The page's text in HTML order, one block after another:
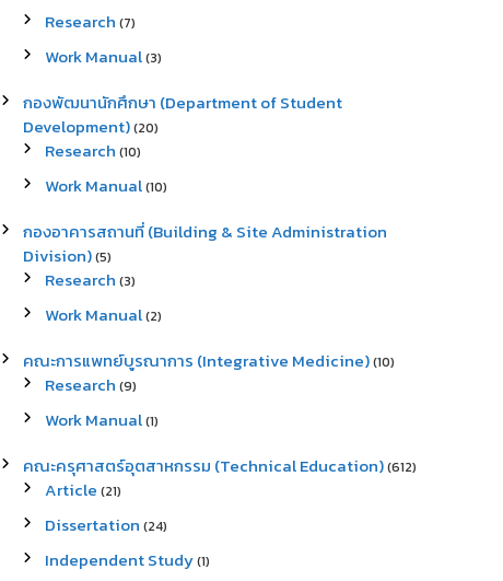
Research (7)
Work Manual(3)
กองพัฒนานักศึกษา (Department of Student
Development)(20)
Research (10)
Work Manual(10)
กองอาคารสถานที่ (Building & Site Administration
Division)(5)
Research (3)
Work Manual(2)
คณะการแพทย์บูรณาการ (Integrative Medicine)(10)
Research (9)
Work Manual(1)
คณะครุศาสตร์อุตสาหกรรม (Technical Education)(612)
Article (21)
Dissertation (24)
Independent Study(1)